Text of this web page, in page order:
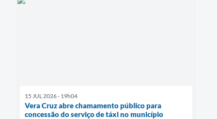
15 JUL 2026 - 19h04
Vera Cruz abre chamamento público para
concessão do serviço de táxi no município